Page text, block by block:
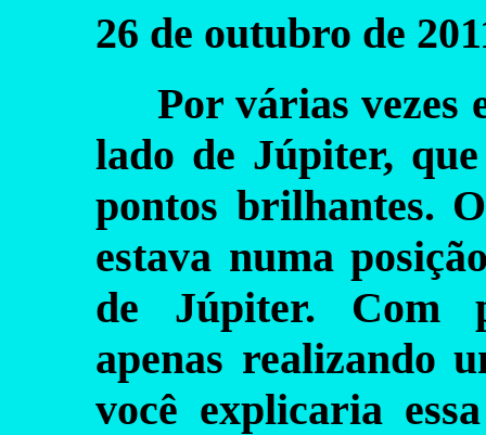
26 de outubro de
Por várias vezes
lado de Júpiter,
pontos brilhantes.
estava numa
de Júpiter. Com
apenas realizando
você explicaria